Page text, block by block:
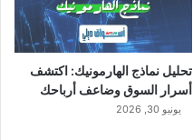
تحليل نماذج الهارمونيك: اكتشف
أسرار السوق وضاعف أرباحك
يونيو 30, 2026